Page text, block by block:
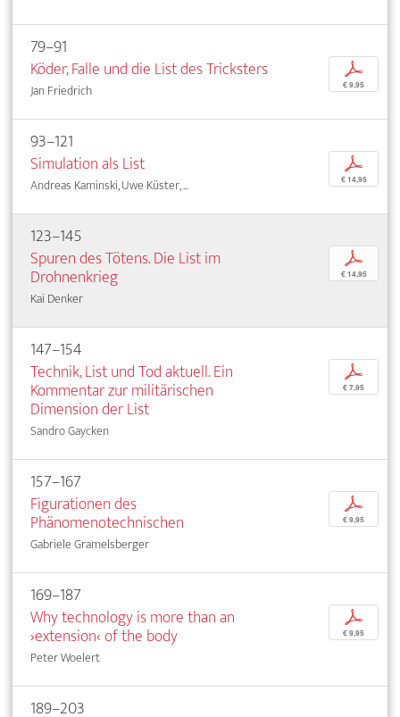
79–91
Köder, Falle und die List des Tricksters
Jan Friedrich
p
€ 9,95
93–121
Simulation als List
Andreas Kaminski, Uwe Küster, ...
p
€ 14,95
123–145
Spuren des Tötens. Die List im
Drohnenkrieg
Kai Denker
p
€ 14,95
147–154
Technik, List und Tod aktuell. Ein
Kommentar zur militärischen
Dimension der List
Sandro Gaycken
p
€ 7,95
157–167
Figurationen des
Phänomenotechnischen
Gabriele Gramelsberger
p
€ 9,95
169–187
Why technology is more than an
›extension‹ of the body
Peter Woelert
p
€ 9,95
189–203